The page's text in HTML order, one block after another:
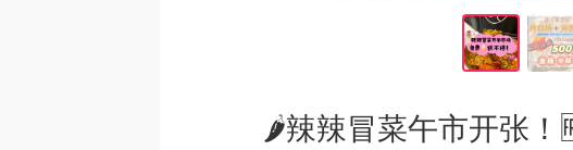
🌶️辣辣冒菜午市开张！